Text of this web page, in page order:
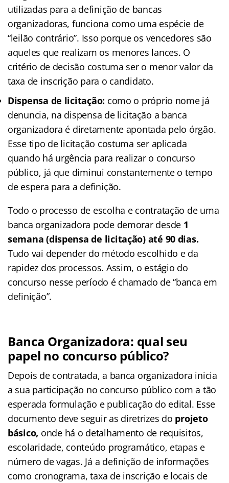
utilizadas para a definição de bancas
organizadoras, funciona como uma espécie de
“leilão contrário”. Isso porque os vencedores são
aqueles que realizam os menores lances. O
critério de decisão costuma ser o menor valor da
taxa de inscrição para o candidato.
Dispensa de licitação: como o próprio nome já
denuncia, na dispensa de licitação a banca
organizadora é diretamente apontada pelo órgão.
Esse tipo de licitação costuma ser aplicada
quando há urgência para realizar o concurso
público, já que diminui constantemente o tempo
de espera para a definição.
Todo o processo de escolha e contratação de uma
banca organizadora pode demorar desde 1
semana (dispensa de licitação) até 90 dias.
Tudo vai depender do método escolhido e da
rapidez dos processos. Assim, o estágio do
concurso nesse período é chamado de “banca em
definição”.
Banca Organizadora: qual seu
papel no concurso público?
Depois de contratada, a banca organizadora inicia
a sua participação no concurso público com a tão
esperada formulação e publicação do edital. Esse
documento deve seguir as diretrizes do projeto
básico, onde há o detalhamento de requisitos,
escolaridade, conteúdo programático, etapas e
número de vagas. Já a definição de informações
como cronograma, taxa de inscrição e locais de